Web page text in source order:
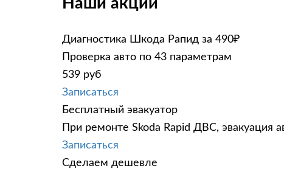
Наши акции
Диагностика Шкода Рапид за 490₽
Проверка авто по 43 параметрам
539 руб
Записаться
Бесплатный эвакуатор
При ремонте Skoda Rapid ДВС, эвакуация
Записаться
Сделаем дешевле